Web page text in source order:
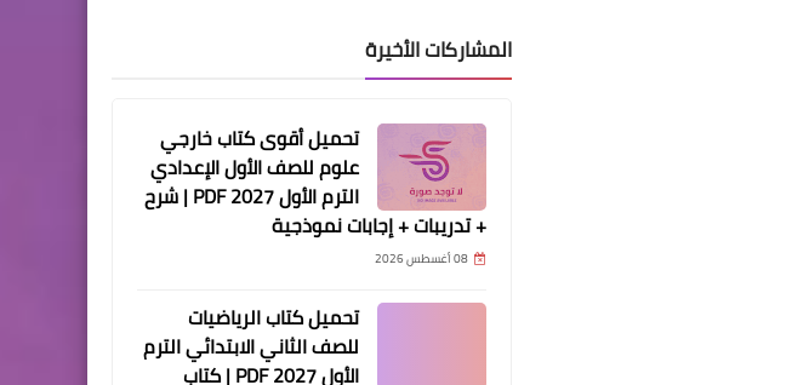
المشاركات الأخيرة
تحميل أقوى كتاب خارجي
علوم للصف الأول الإعدادي
الترم الأول 2027 PDF | شرح
+ تدريبات + إجابات نموذجية
08 أغسطس 2026
تحميل كتاب الرياضيات
للصف الثاني الابتدائي الترم
الأول 2027 PDF | كتاب